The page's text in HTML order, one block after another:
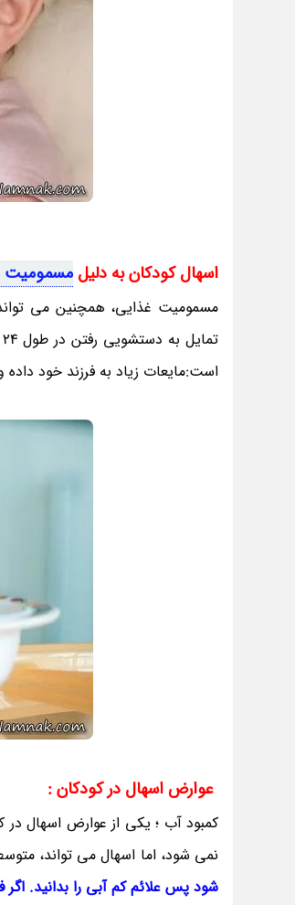
اسهال کودکان به دلیل مسمومیت
مسمومیت غذایی، همچنین می
است:مایعات زیاد به فرزند خود
عوارض اسهال در کودکان :
کمبود آب ؛ یکی از عوارض اسهال
نمی شود، اما اسهال می تواند،
شود پس علائم کم آبی را بدانید.